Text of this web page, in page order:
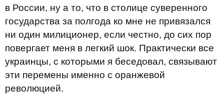
в России, ну а то, что в столице суверенного
государства за полгода ко мне не привязался
ни один милиционер, если честно, до сих пор
повергает меня в легкий шок. Практически все
украинцы, с которыми я беседовал, связывают
эти перемены именно с оранжевой
революцией.